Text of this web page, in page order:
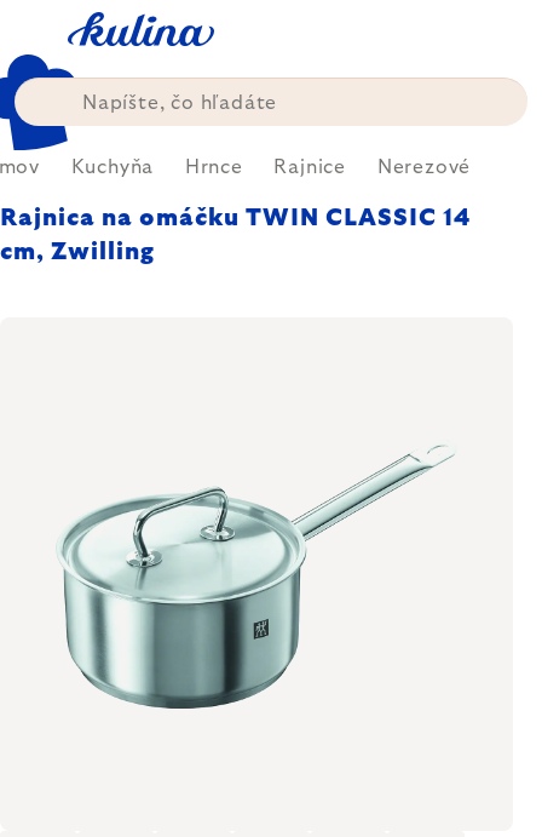
obsah
Kuchyňa Hrnce Rajnice Nerezové
Rajnica na omáčku TWIN CLASSIC 14
cm, Zwilling